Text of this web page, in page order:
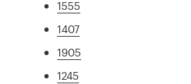
1555
1407
1905
1245